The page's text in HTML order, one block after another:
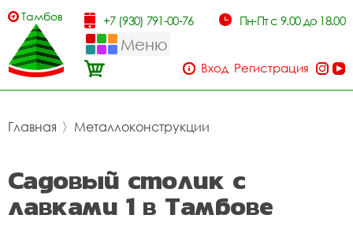
Тамбов +7 (930) 791-00-76 Пн-Пт с 9.00 до 18.00
Меню
Вход Регистрация
Главная 〉 Металлоконструкции
Садовый столик с
лавками 1 в Тамбове